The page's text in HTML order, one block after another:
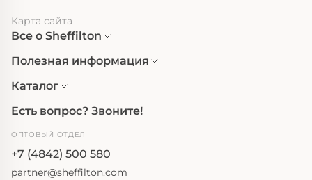
Карта сайта
Все о Sheffilton
Полезная информация
Каталог
Есть вопрос? Звоните!
ОПТОВЫЙ ОТДЕЛ
+7 (4842) 500 580
partner@sheffilton.com